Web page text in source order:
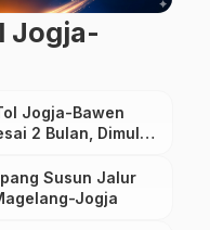
Jogja-
Jogja-Bawen
2 Bulan, Dimulai
Susun Jalur
Jogja